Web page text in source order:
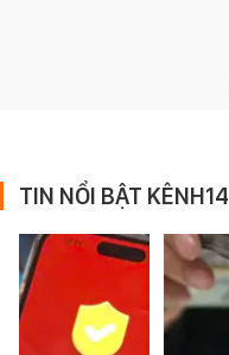
TIN NỔI BẬT KÊNH14